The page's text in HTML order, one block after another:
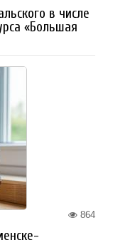
в числе
«Большая
864